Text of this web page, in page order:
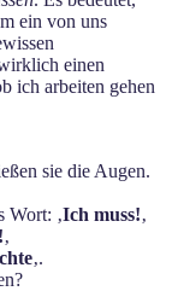
ein von uns
einen
ich arbeiten gehen
sie die Augen.
Wort: ‚Ich muss!‚
‚
‚.